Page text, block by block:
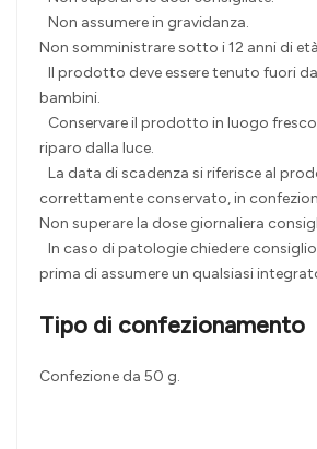
Non assumere in gravidanza.
Non somministrare sotto i 12 anni di
Il prodotto deve essere tenuto fuori
bambini.
Conservare il prodotto in luogo
riparo dalla luce.
La data di scadenza si riferisce al
correttamente conservato, in
Non superare la dose giornaliera
In caso di patologie chiedere
prima di assumere un qualsiasi
Tipo di confezionamento
Confezione da 50 g.